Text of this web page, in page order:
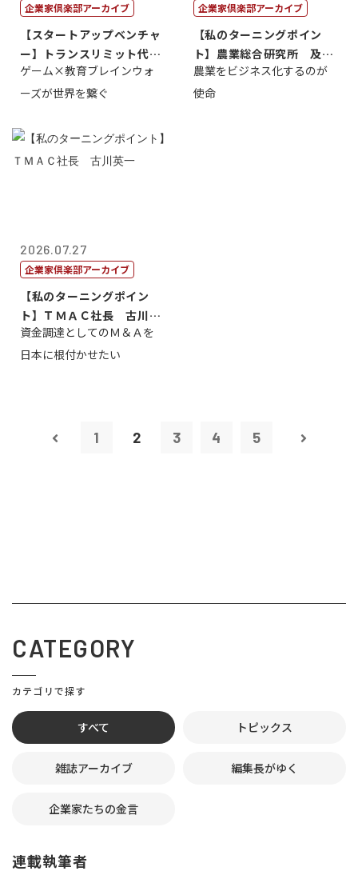
企業家倶楽部アーカイブ
【スタートアップベンチャ
ー】トランスリミット代表
取締役社長 ...
ゲーム×教育ブレインウォ
ーズが世界を繋ぐ
企業家倶楽部アーカイブ
【私のターニングポイン
ト】農業総合研究所 及川
智正
農業をビジネス化するのが
使命
2026.07.27
企業家倶楽部アーカイブ
【私のターニングポイン
ト】ＴＭＡＣ社長 古川英
一
資金調達としてのＭ＆Ａを
日本に根付かせたい
1 2 3 4 5
CATEGORY
カテゴリで探す
すべて トピックス
雑誌アーカイブ 編集長がゆく
企業家たちの金言
連載執筆者